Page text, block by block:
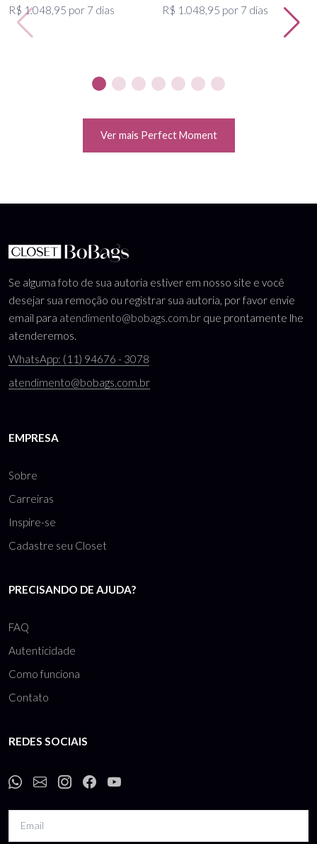
R$ 1.048,95 por 7 dias
R$ 1.048,95 por 7 dias
Ver mais Perfect Moment
Se alguma foto de sua autoria estiver em nosso site e você
desejar sua remoção ou registrar sua autoria, por favor envie
email para atendimento@bobags.com.br que prontamente lhe
atenderemos.
WhatsApp: (11) 94676 - 3078
atendimento@bobags.com.br
EMPRESA
Sobre
Carreiras
Inspire-se
Cadastre seu Closet
PRECISANDO DE AJUDA?
FAQ
Autenticidade
Como funciona
Contato
REDES SOCIAIS